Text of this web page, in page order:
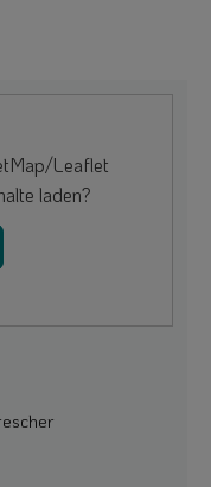
Leaflet
laden?